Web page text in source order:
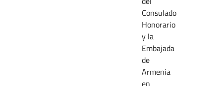
Consulado
Honorario
y la
Embajada
de
Armenia
en